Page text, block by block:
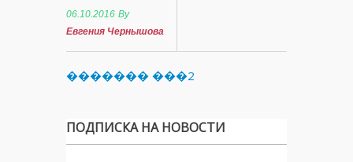
06.10.2016 By
Евгения Чернышова
������� ���2
ПОДПИСКА НА НОВОСТИ